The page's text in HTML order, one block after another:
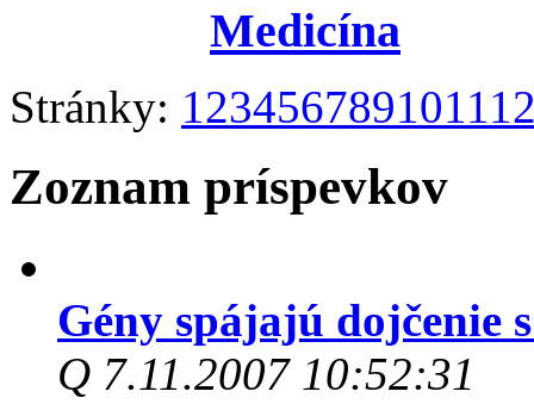
Medicína
Stránky: 1234567891011
Zoznam príspevkov
Gény spájajú dojčenie
Q 7.11.2007 10:52:31